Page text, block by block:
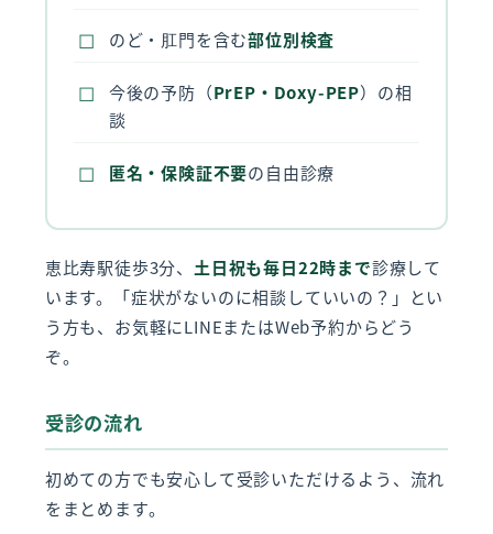
のど・肛門を含む部位別検査
今後の予防（PrEP・Doxy-PEP）の相
談
匿名・保険証不要の自由診療
恵比寿駅徒歩3分、 土日祝も毎日22時まで診療して
います。「症状がないのに相談していいの？」とい
う方も、お気軽にLINEまたはWeb予約からどう
ぞ。
受診の流れ
初めての方でも安心して受診いただけるよう、流れ
をまとめます。